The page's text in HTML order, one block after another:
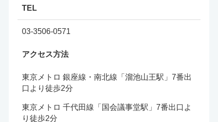
TEL
03-3506-0571
アクセス方法
東京メトロ 銀座線・南北線「溜池山王駅」7番出
口より徒歩2分
東京メトロ 千代田線「国会議事堂駅」7番出口よ
り徒歩2分